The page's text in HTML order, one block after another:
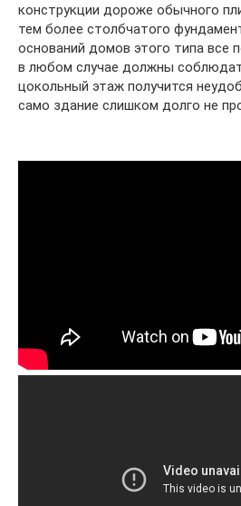
конструкции дороже обычного
тем более столбчатого
оснований домов этого типа все
в любом случае должны
цокольный этаж получится
само здание слишком долго не